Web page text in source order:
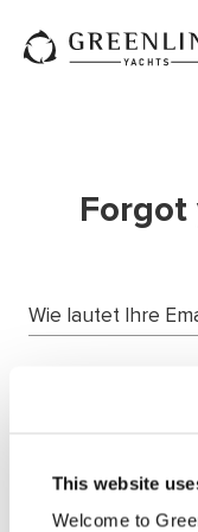
This website
Welcome to
Forgot
Wie lautet Ihre